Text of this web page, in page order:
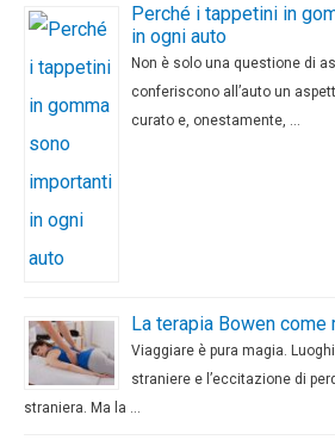
Perché i tappetini in
in ogni auto
Non è solo una questione di
conferiscono all’auto un
curato e, onestamente, …
La terapia Bowen come
Viaggiare è pura magia.
straniere e l’eccitazione di
straniera. Ma la …